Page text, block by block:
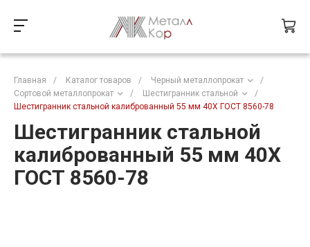
Главная / Каталог товаров / Черный металлопрокат
/
Сортовой металлопрокат
/ Шестигранник стальной
/
Шестигранник стальной калиброванный 55 мм 40Х ГОСТ 8560-78
Шестигранник стальной
калиброванный 55 мм 40Х
ГОСТ 8560-78